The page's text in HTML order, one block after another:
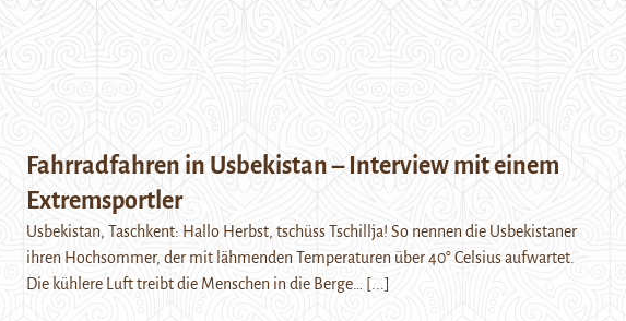
Fahrradfahren in Usbekistan – Interview mit einem
Extremsportler
Usbekistan, Taschkent: Hallo Herbst, tschüss Tschillja! So nennen die Usbekistaner
ihren Hochsommer, der mit lähmenden Temperaturen über 40° Celsius aufwartet.
Die kühlere Luft treibt die Menschen in die Berge…
[...]